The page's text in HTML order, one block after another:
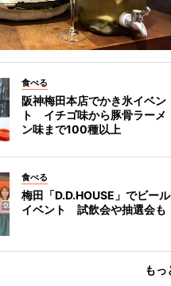
食べる
阪神梅田本店でかき氷イベン
ト イチゴ味から豚骨ラーメ
ン味まで100種以上
食べる
梅田「D.D.HOUSE」でビール
イベント 試飲会や抽選会も
もっ